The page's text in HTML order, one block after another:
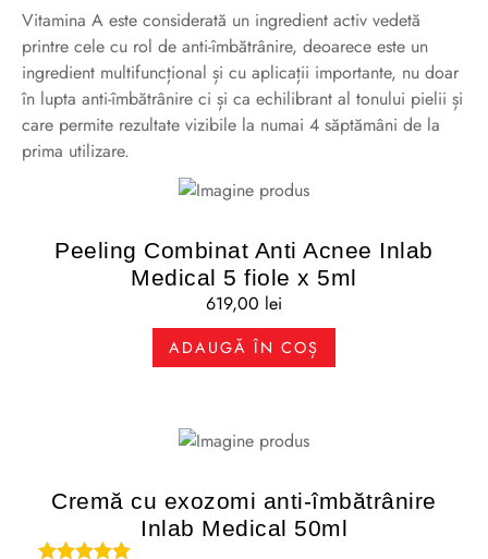
Vitamina A este considerată un ingredient activ vedetă
printre cele cu rol de anti-îmbătrânire, deoarece este un
ingredient multifuncțional și cu aplicații importante, nu doar
în lupta anti-îmbătrânire ci și ca echilibrant al tonului pielii și
care permite rezultate vizibile la numai 4 săptămâni de la
prima utilizare.
Peeling Combinat Anti Acnee Inlab
Medical 5 fiole x 5ml
619,00 lei
ADAUGĂ ÎN COȘ
Cremă cu exozomi anti-îmbătrânire
Inlab Medical 50ml